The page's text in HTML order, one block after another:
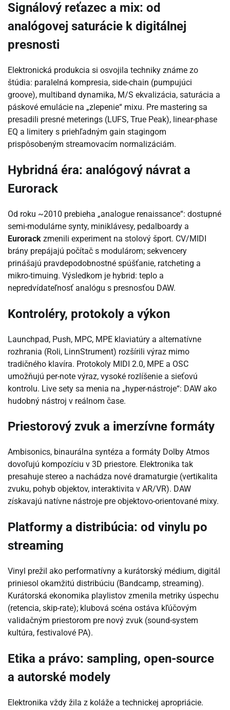
Signálový reťazec a mix: od
analógovej saturácie k digitálnej
presnosti
Elektronická produkcia si osvojila techniky známe zo
štúdia: paralelná kompresia, side-chain (pumpujúci
groove), multiband dynamika, M/S ekvalizácia, saturácia a
páskové emulácie na „zlepenie“ mixu. Pre mastering sa
presadili presné meterings (LUFS, True Peak), linear-phase
EQ a limitery s priehľadným gain stagingom
prispôsobeným streamovacím normalizáciám.
Hybridná éra: analógový návrat a
Eurorack
Od roku ~2010 prebieha „analogue renaissance“: dostupné
semi-modulárne synty, miniklávesy, pedalboardy a
Eurorack zmenili experiment na stolový šport. CV/MIDI
brány prepájajú počítač s modulárom; sekvencery
prinášajú pravdepodobnostné spúšťanie, ratcheting a
mikro-timuing. Výsledkom je hybrid: teplo a
nepredvídateľnosť analógu s presnosťou DAW.
Kontroléry, protokoly a výkon
Launchpad, Push, MPC, MPE klaviatúry a alternatívne
rozhrania (Roli, LinnStrument) rozšírili výraz mimo
tradičného klavíra. Protokoly MIDI 2.0, MPE a OSC
umožňujú per-note výraz, vysoké rozlíšenie a sieťovú
kontrolu. Live sety sa menia na „hyper-nástroje“: DAW ako
hudobný nástroj v reálnom čase.
Priestorový zvuk a imerzívne formáty
Ambisonics, binaurálna syntéza a formáty Dolby Atmos
dovoľujú kompozíciu v 3D priestore. Elektronika tak
presahuje stereo a nachádza nové dramaturgie (vertikalita
zvuku, pohyb objektov, interaktivita v AR/VR). DAW
získavajú natívne nástroje pre objektovo-orientované mixy.
Platformy a distribúcia: od vinylu po
streaming
Vinyl prežil ako performatívny a kurátorský médium, digitál
priniesol okamžitú distribúciu (Bandcamp, streaming).
Kurátorská ekonomika playlistov zmenila metriky úspechu
(retencia, skip-rate); klubová scéna ostáva kľúčovým
validačným priestorom pre nový zvuk (sound-system
kultúra, festivalové PA).
Etika a právo: sampling, open-source
a autorské modely
Elektronika vždy žila z koláže a technickej apropriácie.